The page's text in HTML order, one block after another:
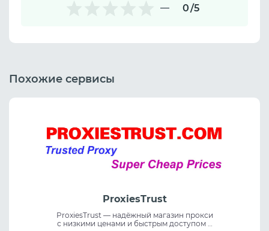
0/5
Похожие сервисы
ProxiesTrust
ProxiesTrust — надёжный магазин прокси
с низкими ценами и быстрым доступом к